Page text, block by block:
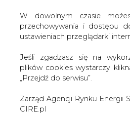
W dowolnym czasie
przechowywania i dostępu
ustawieniach przeglądarki
Jeśli zgadzasz się na
plików cookies wystarczy
„Przejdź do serwisu”.
Zarząd Agencji Rynku Energii
CIRE.pl
prowadzonych badań
potrzebom przemysłu
Społecznej jest umożliwienie
poprzez zwiększenie
dostosowywanie programu
potrzeb rynkowych oraz
temu absolwenci Wydziału
pracy, ich wiedza stanie się